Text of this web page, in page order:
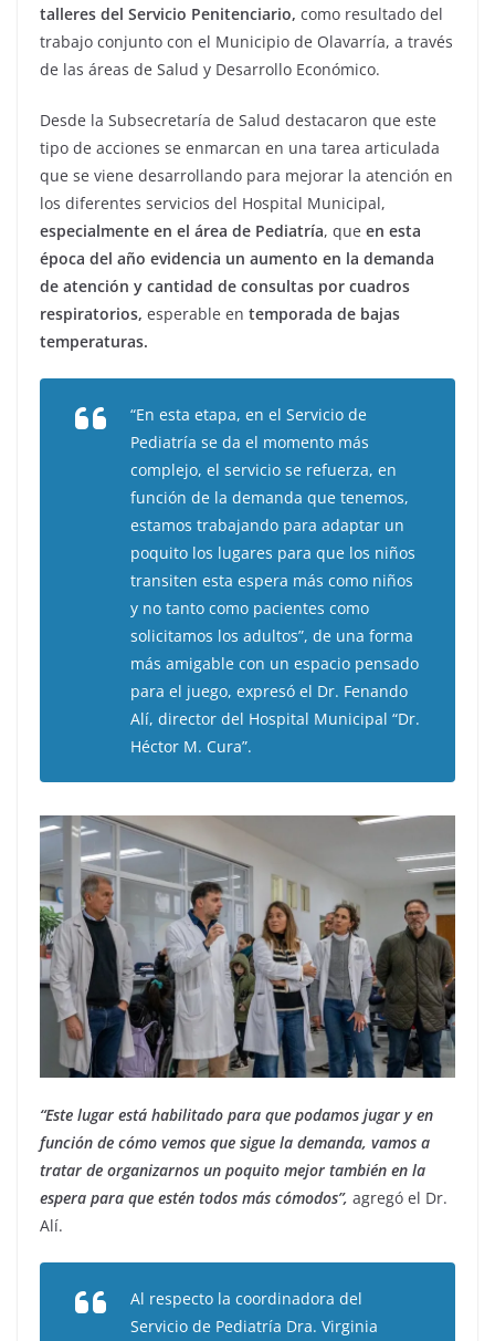
talleres del Servicio Penitenciario, como resultado del
trabajo conjunto con el Municipio de Olavarría, a través
de las áreas de Salud y Desarrollo Económico.
Desde la Subsecretaría de Salud destacaron que este
tipo de acciones se enmarcan en una tarea articulada
que se viene desarrollando para mejorar la atención en
los diferentes servicios del Hospital Municipal,
especialmente en el área de Pediatría, que en esta
época del año evidencia un aumento en la demanda
de atención y cantidad de consultas por cuadros
respiratorios, esperable en temporada de bajas
temperaturas.
“En esta etapa, en el Servicio de
Pediatría se da el momento más
complejo, el servicio se refuerza, en
función de la demanda que tenemos,
estamos trabajando para adaptar un
poquito los lugares para que los niños
transiten esta espera más como niños
y no tanto como pacientes como
solicitamos los adultos”, de una forma
más amigable con un espacio pensado
para el juego, expresó el Dr. Fenando
Alí, director del Hospital Municipal “Dr.
Héctor M. Cura”.
“Este lugar está habilitado para que podamos jugar y en
función de cómo vemos que sigue la demanda, vamos a
tratar de organizarnos un poquito mejor también en la
espera para que estén todos más cómodos”, agregó el Dr.
Alí.
Al respecto la coordinadora del
Servicio de Pediatría Dra. Virginia